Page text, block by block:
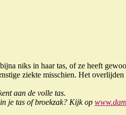
niks in haar tas, of ze heeft
ziekte misschien. Het
aan de volle tas.
je tas of broekzak? Kijk op